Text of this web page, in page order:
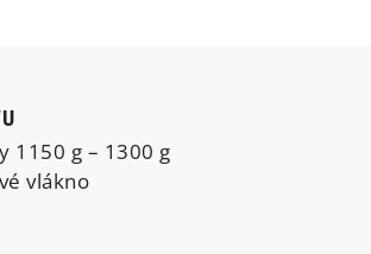
1150 g – 1300 g
vlákno